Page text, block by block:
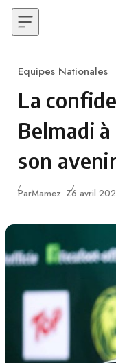
Skip to content
Category
Equipes Nationales
La
Belmadi
son
ParMamez .ZPublié
6 avril